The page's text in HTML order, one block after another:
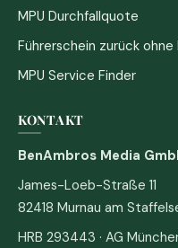
MPU Durchfallquote
Führerschein zurück ohne
MPU Service Finder
KONTAKT
BenAmbros Media
James-Loeb-Straße 11
82418 Murnau am
HRB 293443 · AG